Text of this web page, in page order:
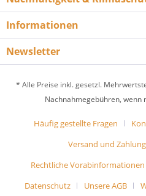
Informationen
Newsletter
* Alle Preise inkl. gesetzl.
Nachnahmegebühren, wenn
Häufig gestellte Fragen
Versand und
Rechtliche Vorabinformationen
Datenschutz
Unsere AGB